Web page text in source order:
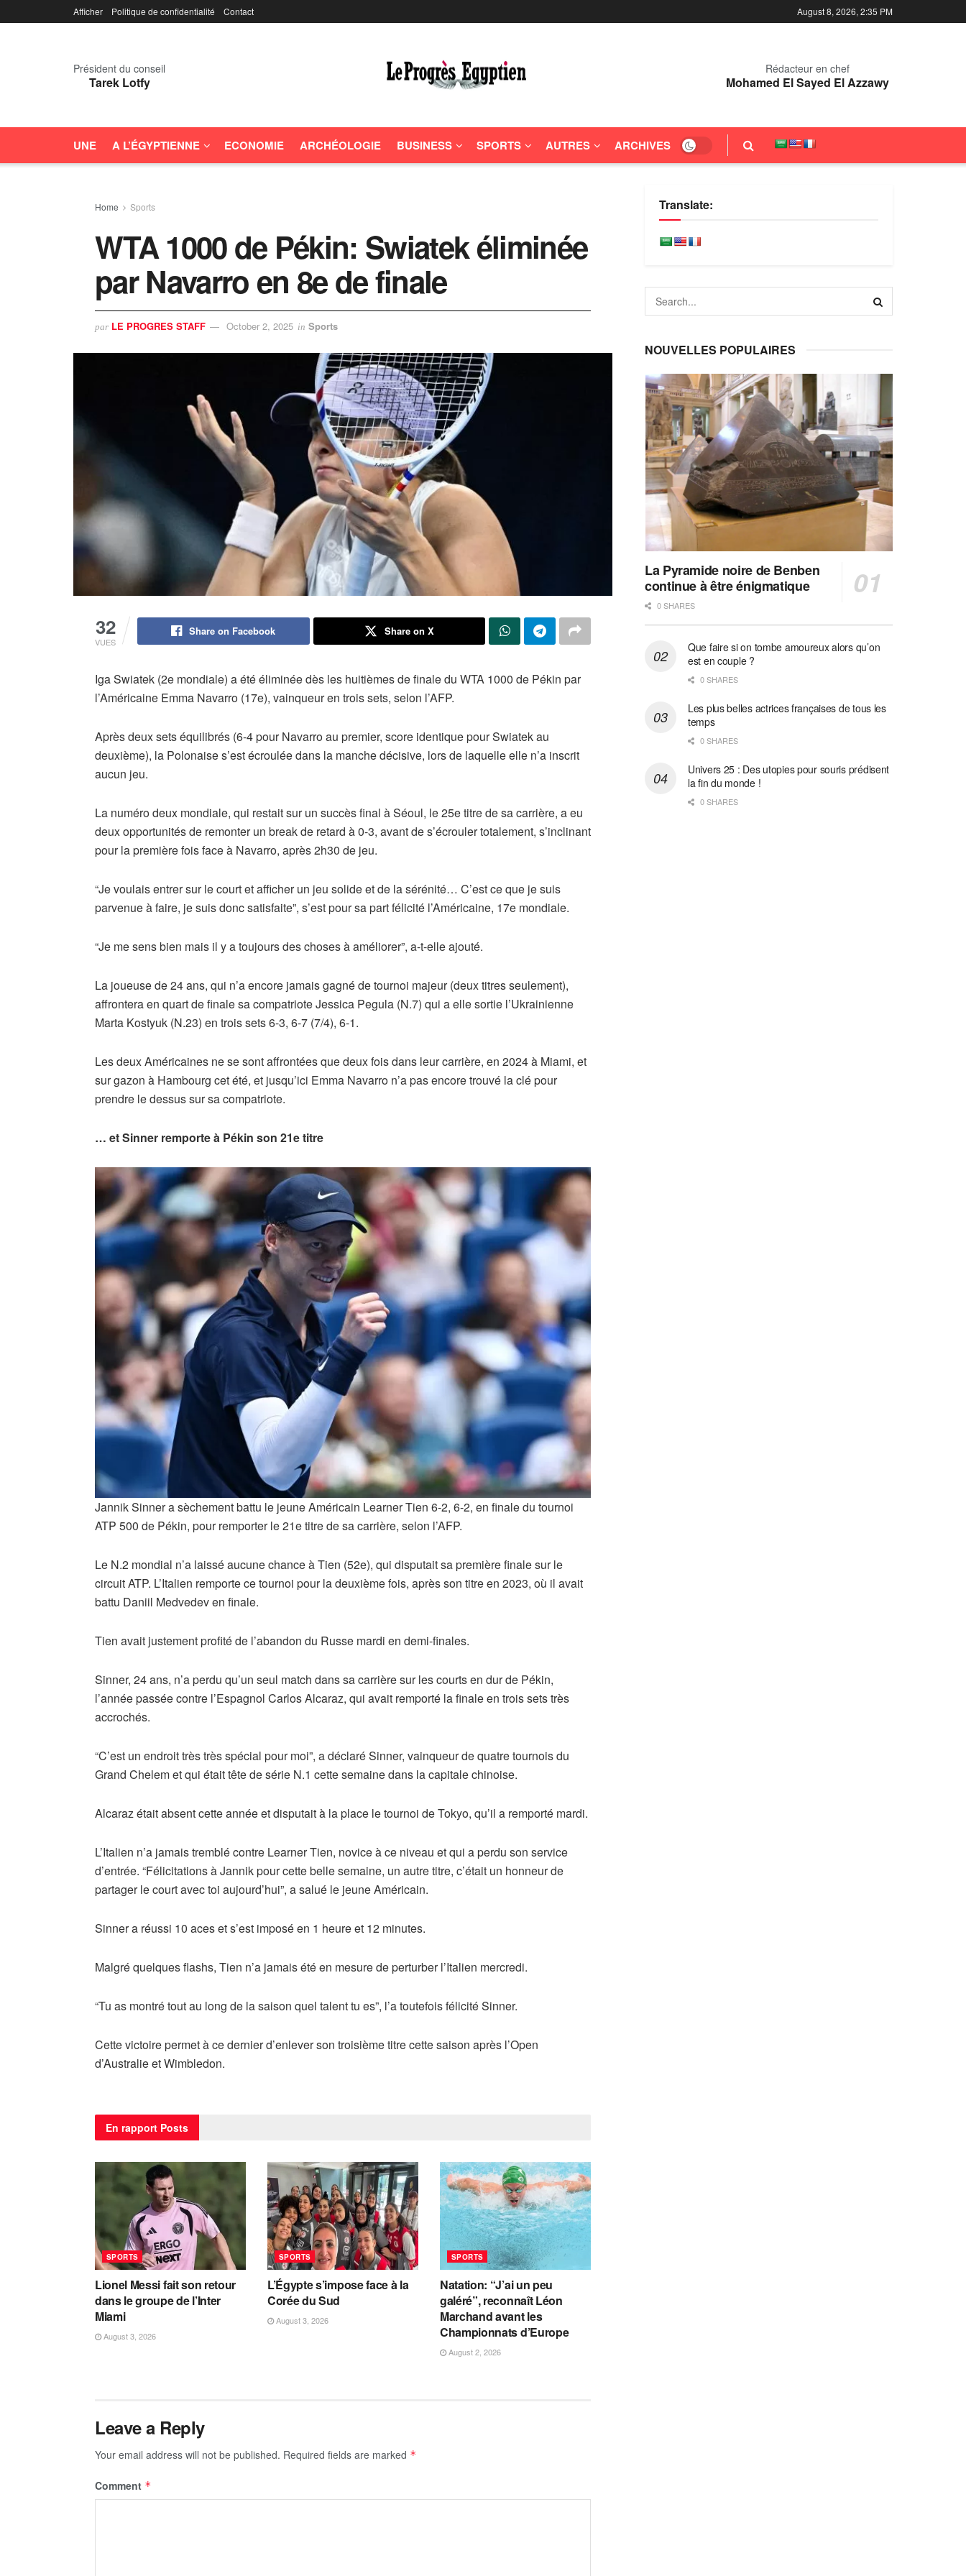
Afficher Politique de confidentialité Contact August 8, 2026, 2:35 PM
Président du conseil
Tarek Lotfy
Rédacteur en chef
Mohamed El Sayed El Azzawy
UNE A L’ÉGYPTIENNE ECONOMIE ARCHÉOLOGIE BUSINESS SPORTS AUTRES ARCHIVES
Home Sports
WTA 1000 de Pékin: Swiatek éliminée
par Navarro en 8e de finale
par LE PROGRES STAFF October 2, 2025 in Sports
32
VUES
Share on Facebook Share on X
Iga Swiatek (2e mondiale) a été éliminée dès les huitièmes de finale du WTA 1000 de Pékin par
l’Américaine Emma Navarro (17e), vainqueur en trois sets, selon l’AFP.
Après deux sets équilibrés (6-4 pour Navarro au premier, score identique pour Swiatek au
deuxième), la Polonaise s’est écroulée dans la manche décisive, lors de laquelle elle n’a inscrit
aucun jeu.
La numéro deux mondiale, qui restait sur un succès final à Séoul, le 25e titre de sa carrière, a eu
deux opportunités de remonter un break de retard à 0-3, avant de s’écrouler totalement, s’inclinant
pour la première fois face à Navarro, après 2h30 de jeu.
“Je voulais entrer sur le court et afficher un jeu solide et de la sérénité… C’est ce que je suis
parvenue à faire, je suis donc satisfaite”, s’est pour sa part félicité l’Américaine, 17e mondiale.
“Je me sens bien mais il y a toujours des choses à améliorer”, a-t-elle ajouté.
La joueuse de 24 ans, qui n’a encore jamais gagné de tournoi majeur (deux titres seulement),
affrontera en quart de finale sa compatriote Jessica Pegula (N.7) qui a elle sortie l’Ukrainienne
Marta Kostyuk (N.23) en trois sets 6-3, 6-7 (7/4), 6-1.
Les deux Américaines ne se sont affrontées que deux fois dans leur carrière, en 2024 à Miami, et
sur gazon à Hambourg cet été, et jusqu’ici Emma Navarro n’a pas encore trouvé la clé pour
prendre le dessus sur sa compatriote.
… et Sinner remporte à Pékin son 21e titre
Jannik Sinner a sèchement battu le jeune Américain Learner Tien 6-2, 6-2, en finale du tournoi
ATP 500 de Pékin, pour remporter le 21e titre de sa carrière, selon l’AFP.
Le N.2 mondial n’a laissé aucune chance à Tien (52e), qui disputait sa première finale sur le
circuit ATP. L’Italien remporte ce tournoi pour la deuxième fois, après son titre en 2023, où il avait
battu Daniil Medvedev en finale.
Tien avait justement profité de l’abandon du Russe mardi en demi-finales.
Sinner, 24 ans, n’a perdu qu’un seul match dans sa carrière sur les courts en dur de Pékin,
l’année passée contre l’Espagnol Carlos Alcaraz, qui avait remporté la finale en trois sets très
accrochés.
“C’est un endroit très très spécial pour moi”, a déclaré Sinner, vainqueur de quatre tournois du
Grand Chelem et qui était tête de série N.1 cette semaine dans la capitale chinoise.
Alcaraz était absent cette année et disputait à la place le tournoi de Tokyo, qu’il a remporté mardi.
L’Italien n’a jamais tremblé contre Learner Tien, novice à ce niveau et qui a perdu son service
d’entrée. “Félicitations à Jannik pour cette belle semaine, un autre titre, c’était un honneur de
partager le court avec toi aujourd’hui”, a salué le jeune Américain.
Sinner a réussi 10 aces et s’est imposé en 1 heure et 12 minutes.
Malgré quelques flashs, Tien n’a jamais été en mesure de perturber l’Italien mercredi.
“Tu as montré tout au long de la saison quel talent tu es”, l’a toutefois félicité Sinner.
Cette victoire permet à ce dernier d’enlever son troisième titre cette saison après l’Open
d’Australie et Wimbledon.
En rapport Posts
SPORTS
Lionel Messi fait son retour
dans le groupe de l’Inter
Miami
August 3, 2026
SPORTS
L’Égypte s’impose face à la
Corée du Sud
August 3, 2026
SPORTS
Natation: “J’ai un peu
galéré”, reconnaît Léon
Marchand avant les
Championnats d’Europe
August 2, 2026
Leave a Reply
Your email address will not be published. Required fields are marked *
Comment *
Translate:
NOUVELLES POPULAIRES
La Pyramide noire de Benben
continue à être énigmatique
0 SHARES
Que faire si on tombe amoureux alors qu’on
est en couple ?
0 SHARES
Les plus belles actrices françaises de tous les
temps
0 SHARES
Univers 25 : Des utopies pour souris prédisent
la fin du monde !
0 SHARES